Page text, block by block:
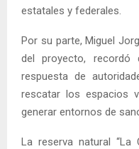
estatales y federales.
Por su parte, Miguel
del proyecto, recordó
respuesta de
rescatar los espacios
generar entornos de
La reserva natural “La